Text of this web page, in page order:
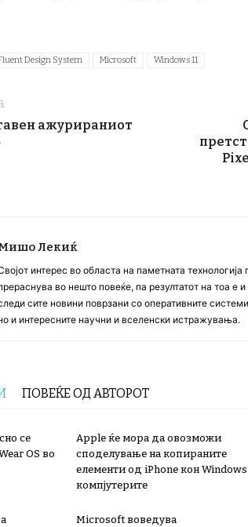
Design System Microsoft Windows 11
ажурираниот
Лекиќ
интерес во областа на паметната
во нешто повеќе, па резултатот на тоа е
сите новини поврзани со оперативните
и интересните научни и вселенски истражувања.
ПОВЕЌЕ ОД АВТОРОТ
се
OS во
Apple ќе мора да овозможи
споделување на копираните
елементи од iPhone кон Windows
компјутерите
Microsoft воведува